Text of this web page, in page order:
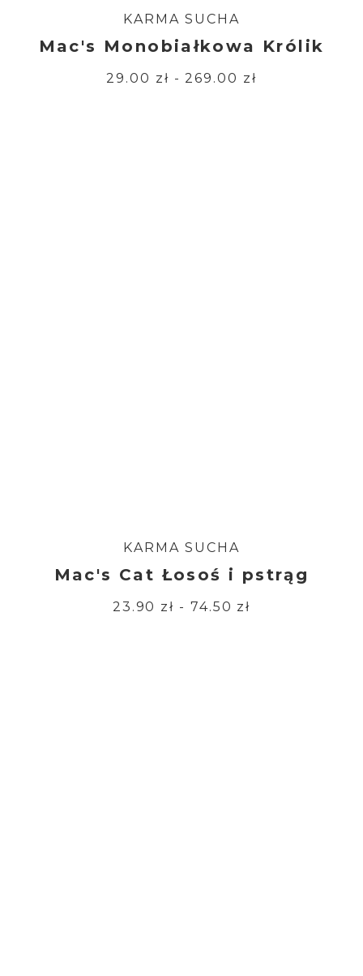
KARMA SUCHA
Mac's Monobiałkowa Królik
29.00 zł - 269.00 zł
KARMA SUCHA
Mac's Cat Łosoś i pstrąg
23.90 zł - 74.50 zł